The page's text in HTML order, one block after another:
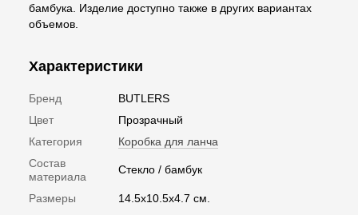
бамбука. Изделие доступно также в других вариантах
объемов.
Характеристики
Бренд
BUTLERS
Цвет
Прозрачный
Категория
Коробка для ланча
Состав
материала
Стекло / бамбук
Размеры
14.5х10.5х4.7 см.